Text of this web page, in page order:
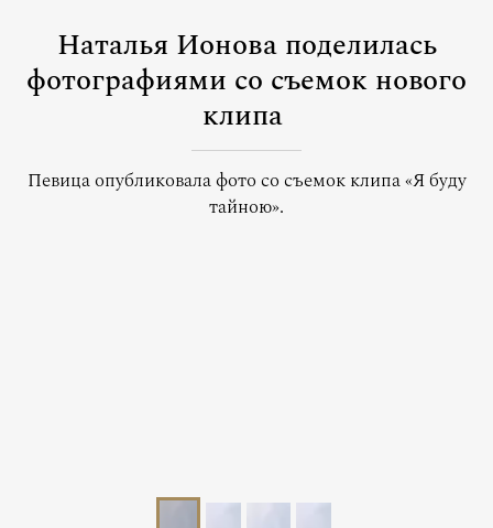
Наталья Ионова поделилась
фотографиями со съемок нового
клипа
Певица опубликовала фото со съемок клипа «Я буду
тайною».